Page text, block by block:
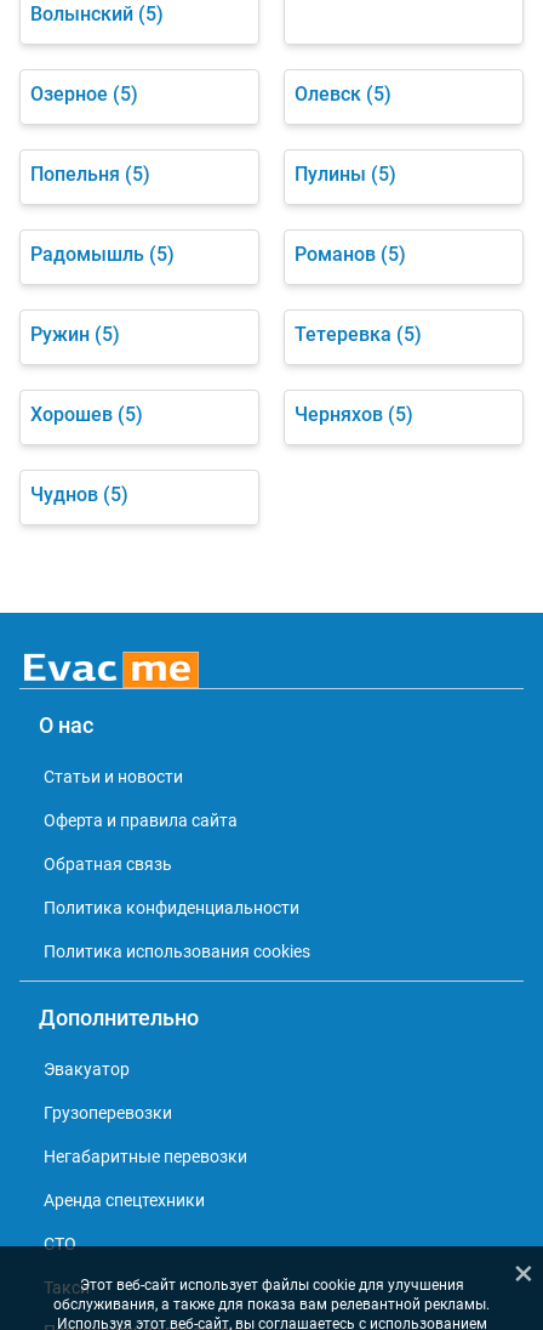
Волынский (5)
Озерное (5) Олевск (5)
Попельня (5) Пулины (5)
Радомышль (5) Романов (5)
Ружин (5) Тетеревка (5)
Хорошев (5) Черняхов (5)
Чуднов (5)
О нас
Статьи и новости
Оферта и правила сайта
Обратная связь
Политика конфиденциальности
Политика использования cookies
Дополнительно
Эвакуатор
Грузоперевозки
Негабаритные перевозки
Аренда спецтехники
СТО
Такси ×
Этот веб-сайт использует файлы cookie для улучшения
обслуживания, а также для показа вам релевантной рекламы.
Используя этот веб-сайт, вы соглашаетесь с использованием